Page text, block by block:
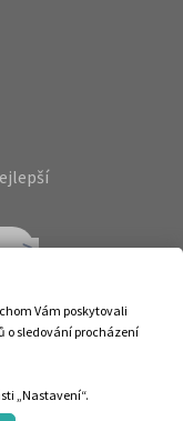
Vytvořilo ANAWE.
Vám poskytovali
o sledování procházení
„Nastavení“.